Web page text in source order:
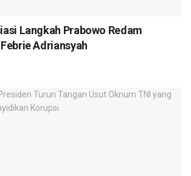
Langkah Prabowo Redam
Adriansyah